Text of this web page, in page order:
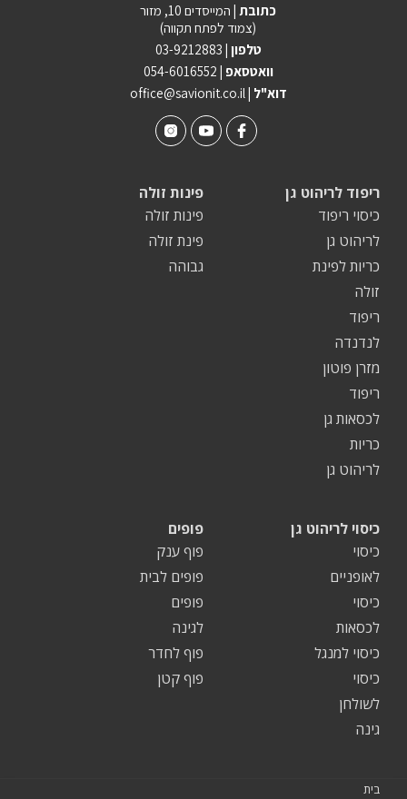
כתובת | המייסדים 10, מזור
(צמוד לפתח תקווה)
טלפון | 03-9212883
וואטסאפ | 054-6016552
office@savionit.co.il | דוא"ל
פינות זולה
פינות זולה
פינת זולה
גבוהה
ריפוד לריהוט גן
כיסוי ריפוד
לריהוט גן
כריות לפינת
זולה
ריפוד
לנדנדה
מזרן פוטון
ריפוד
לכסאות גן
כריות
לריהוט גן
פופים
פוף ענק
פופים לבית
פופים
לגינה
פוף לחדר
פוף קטן
כיסוי לריהוט גן
כיסוי
לאופניים
כיסוי
לכסאות
כיסוי למנגל
כיסוי
לשולחן
גינה
בית